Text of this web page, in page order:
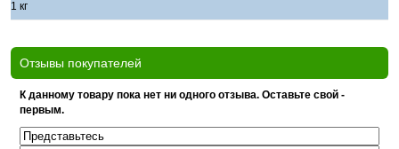
1 кг
Отзывы покупателей
К данному товару пока нет ни одного отзыва. Оставьте свой -
первым.